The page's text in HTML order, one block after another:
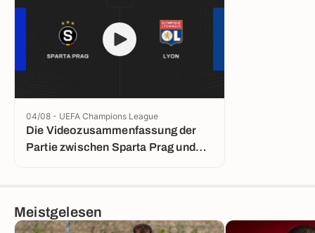
Die Videozusammenfassung der
Partie zwischen Sparta Prag und
04/08 - UEFA Champions League
Meistgelesen